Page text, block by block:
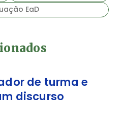
EaD
de turma e
discurso